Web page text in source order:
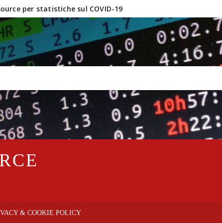
per statistiche sul COVID-19
e software OpenSource?
& COOKIE POLICY